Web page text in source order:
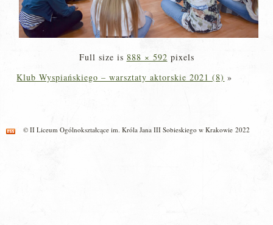
Full size is 888 × 592 pixels
Klub Wyspiańskiego – warsztaty aktorskie 2021 (8) »
© II Liceum Ogólnokształcące im. Króla Jana III Sobieskiego w Krakowie 2022